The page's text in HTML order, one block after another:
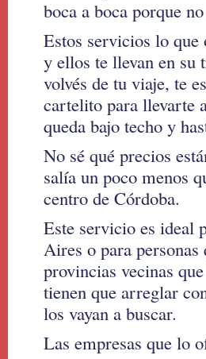
boca a boca porque
Estos servicios lo que
y ellos te llevan en su
volvés de tu viaje, te
cartelito para llevarte
queda bajo techo y
No sé qué precios
salía un poco menos
centro de Córdoba.
Este servicio es ideal
Aires o para
provincias vecinas
tienen que arreglar
los vayan a buscar.
Las empresas que lo